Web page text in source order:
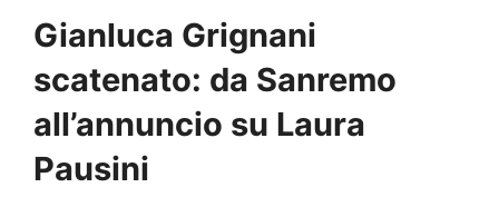
Gianluca Grignani
scatenato: da Sanremo
all’annuncio su Laura
Pausini